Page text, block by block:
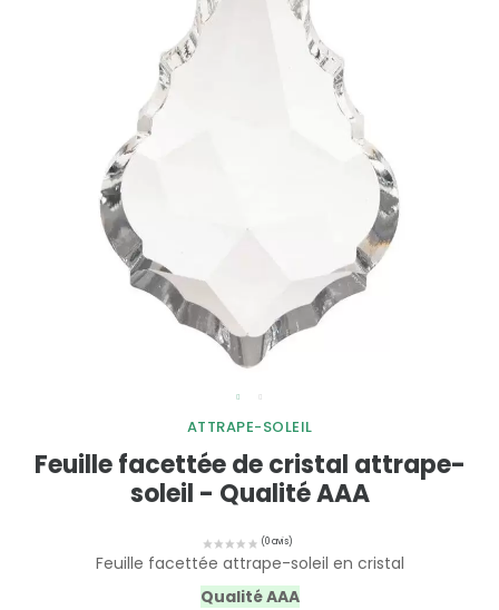
ATTRAPE-SOLEIL
Feuille facettée de cristal attrape-
soleil - Qualité AAA
Feuille facettée attrape-soleil en cristal
Qualité AAA